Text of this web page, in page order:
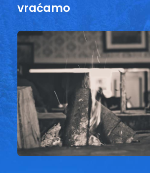
vraćamo